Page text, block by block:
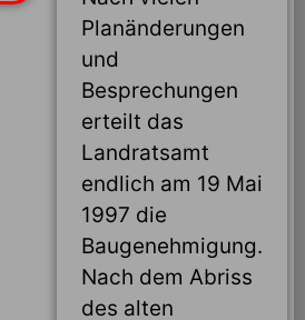
Planänderungen
und
Besprechungen
erteilt das
Landratsamt
endlich am 19 Mai
1997 die
Baugenehmigung.
Nach dem Abriss
des alten